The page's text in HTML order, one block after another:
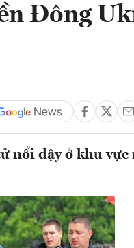
Đông
nổi dậy ở khu vực